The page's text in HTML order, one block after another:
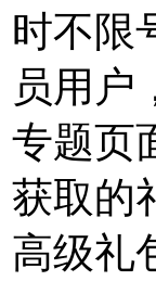
时不限
员用户
专题页
获取的
高级礼